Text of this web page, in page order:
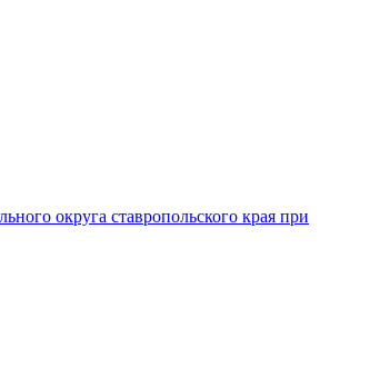
округа ставропольского края при